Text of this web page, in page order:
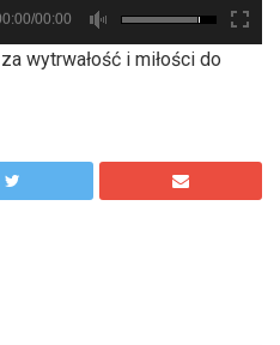
hd2880
hd2160
hd2160
hd1440
highres
hd1080
hd720
large
medium
small
tiny
00:00
wytrwałość i miłości do